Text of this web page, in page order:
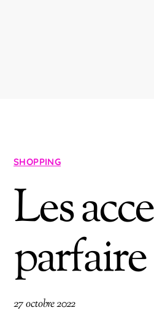
SHOPPING
Les
27 octobre 2022